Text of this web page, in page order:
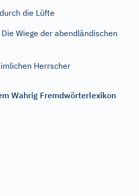
die Lüfte
Wiege der abendländischen
Herrscher
Wahrig Fremdwörterlexikon